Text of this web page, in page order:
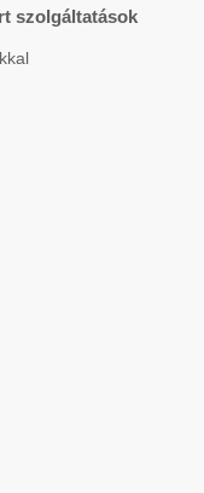
szolgáltatások